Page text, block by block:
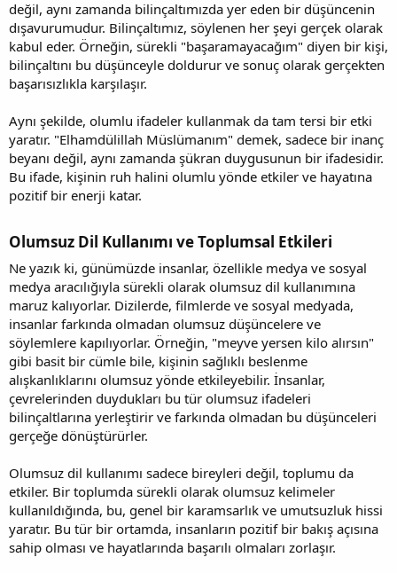
değil, aynı zamanda bilinçaltımızda yer eden bir düşüncenin
dışavurumudur. Bilinçaltımız, söylenen her şeyi gerçek olarak
kabul eder. Örneğin, sürekli "başaramayacağım" diyen bir kişi,
bilinçaltını bu düşünceyle doldurur ve sonuç olarak gerçekten
başarısızlıkla karşılaşır.
Aynı şekilde, olumlu ifadeler kullanmak da tam tersi bir etki
yaratır. "Elhamdülillah Müslümanım" demek, sadece bir inanç
beyanı değil, aynı zamanda şükran duygusunun bir ifadesidir.
Bu ifade, kişinin ruh halini olumlu yönde etkiler ve hayatına
pozitif bir enerji katar.
Olumsuz Dil Kullanımı ve Toplumsal Etkileri
Ne yazık ki, günümüzde insanlar, özellikle medya ve sosyal
medya aracılığıyla sürekli olarak olumsuz dil kullanımına
maruz kalıyorlar. Dizilerde, filmlerde ve sosyal medyada,
insanlar farkında olmadan olumsuz düşüncelere ve
söylemlere kapılıyorlar. Örneğin, "meyve yersen kilo alırsın"
gibi basit bir cümle bile, kişinin sağlıklı beslenme
alışkanlıklarını olumsuz yönde etkileyebilir. İnsanlar,
çevrelerinden duydukları bu tür olumsuz ifadeleri
bilinçaltlarına yerleştirir ve farkında olmadan bu düşünceleri
gerçeğe dönüştürürler.
Olumsuz dil kullanımı sadece bireyleri değil, toplumu da
etkiler. Bir toplumda sürekli olarak olumsuz kelimeler
kullanıldığında, bu, genel bir karamsarlık ve umutsuzluk hissi
yaratır. Bu tür bir ortamda, insanların pozitif bir bakış açısına
sahip olması ve hayatlarında başarılı olmaları zorlaşır.